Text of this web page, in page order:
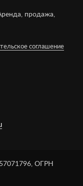
продажа,
соглашение
ОГРН